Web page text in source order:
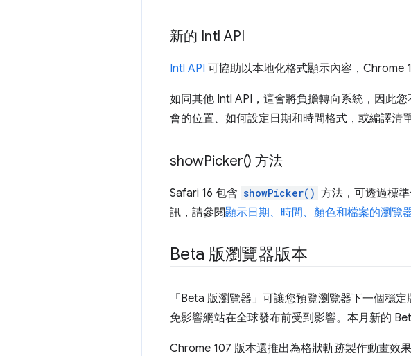
新的 Intl API
Intl API 可協助以本地化格式顯示內容，Chrome
如同其他 Intl API，這會將負擔轉向系統，因此
會的位置、如何設定日期和時間格式，或編譯清單
showPicker() 方法
Safari 16 包含 showPicker() 方法，可透過標
訊，請參閱顯示日期、時間、顏色和檔案的瀏覽
Beta 版瀏覽器版本
「Beta 版瀏覽器」可讓您預覽瀏覽器下一個穩
免影響網站在全球發布前受到影響。本月新的
Chrome 107 版本還推出為格狀軌跡製作動畫效